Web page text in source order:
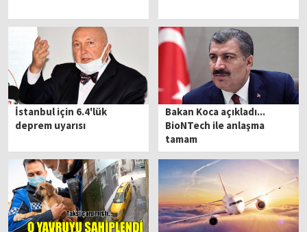
İstanbul için 6.4'lük
deprem uyarısı
Bakan Koca açıkladı...
BioNTech ile anlaşma
tamam